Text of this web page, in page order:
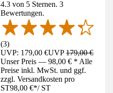
4.3 von 5 Sternen. 3
Bewertungen.
(3)
UVP: 179,00 €UVP179,00 €
Unser Preis — 98,00 € * Alle
Preise inkl. MwSt. und ggf.
zzgl. Versandkosten pro
ST98,00 €*/ ST